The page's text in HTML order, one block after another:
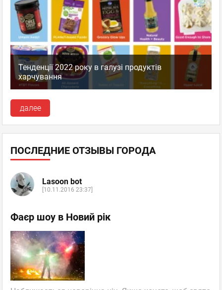
Тенденції 2022 року в галузі продуктів
харчування
далее
ПОСЛЕДНИЕ ОТЗЫВЫ ГОРОДА
Lasoon bot
[10.11.2016 23:37]
Фаєр шоу в Новий рік